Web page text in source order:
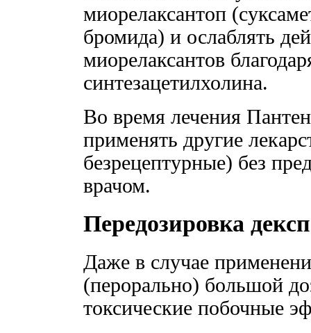
миорелаксантоп
бромида) и ослаблять
миорелаксантов
синтезацетилхолина.
Во время лечения
применять другие
безрецептурные) без
врачом.
Передозировка
Даже в случае
(перорально) большой
токсические побочные